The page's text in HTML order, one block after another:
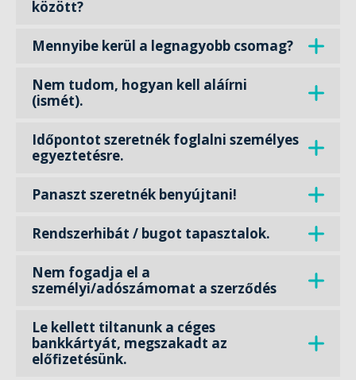
között?
Mennyibe kerül a legnagyobb csomag?
Nem tudom, hogyan kell aláírni
(ismét).
Időpontot szeretnék foglalni személyes
egyeztetésre.
Panaszt szeretnék benyújtani!
Rendszerhibát / bugot tapasztalok.
Nem fogadja el a
személyi/adószámomat a szerződés
Le kellett tiltanunk a céges
bankkártyát, megszakadt az
előfizetésünk.